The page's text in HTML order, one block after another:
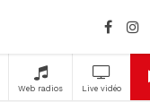
Web radios Live vidéo